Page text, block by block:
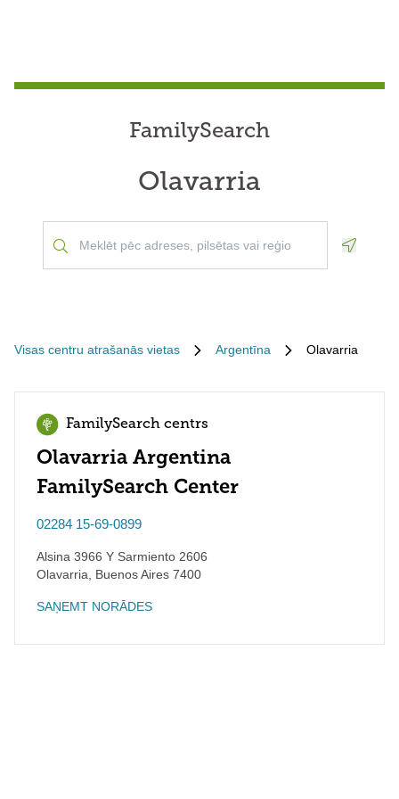
FamilySearch
Olavarria
Visas centru atrašanās vietas Argentīna Olavarria
FamilySearch centrs
Olavarria Argentina
FamilySearch Center
02284 15-69-0899
Alsina 3966 Y Sarmiento 2606
Olavarria
Buenos Aires 7400
SAŅEMT NORĀDES